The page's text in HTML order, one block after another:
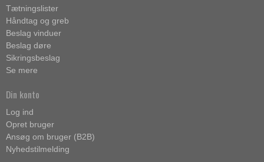
Tætningslister
Håndtag og greb
Beslag vinduer
Beslag døre
Sikringsbeslag
Se mere
Din konto
Log ind
Opret bruger
Ansøg om bruger (B2B)
Nyhedstilmelding